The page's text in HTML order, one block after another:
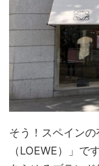
そう！スペイン
（LOEWE）」です